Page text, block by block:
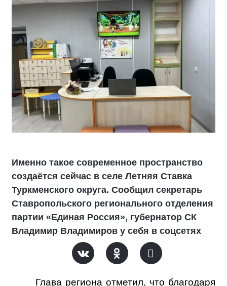
Именно такое современное пространство
создаётся сейчас в селе Летняя Ставка
Туркменского округа. Сообщил секретарь
Ставропольского регионального отделения
партии «Единая Россия», губернатор СК
Владимир Владимиров у себя в соцсетях
Глава региона отметил, что благодаря